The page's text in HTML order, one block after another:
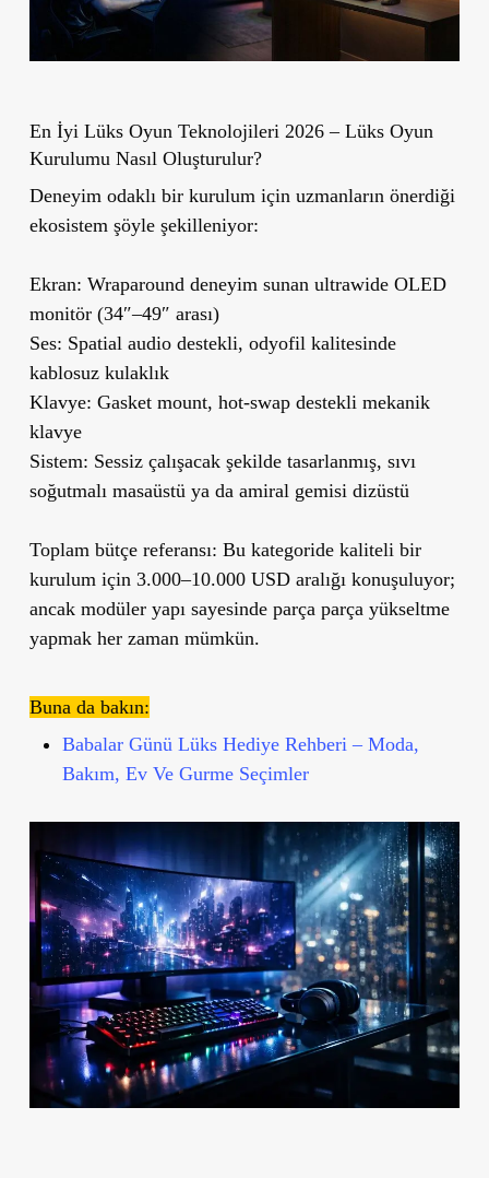
En İyi Lüks Oyun Teknolojileri 2026 – Lüks Oyun
Kurulumu Nasıl Oluşturulur?
Deneyim odaklı bir kurulum için uzmanların önerdiği
ekosistem şöyle şekilleniyor:
Ekran: Wraparound deneyim sunan ultrawide OLED
monitör (34″–49″ arası)
Ses: Spatial audio destekli, odyofil kalitesinde
kablosuz kulaklık
Klavye: Gasket mount, hot-swap destekli mekanik
klavye
Sistem: Sessiz çalışacak şekilde tasarlanmış, sıvı
soğutmalı masaüstü ya da amiral gemisi dizüstü
Toplam bütçe referansı: Bu kategoride kaliteli bir
kurulum için 3.000–10.000 USD aralığı konuşuluyor;
ancak modüler yapı sayesinde parça parça yükseltme
yapmak her zaman mümkün.
Buna da bakın:
Babalar Günü Lüks Hediye Rehberi – Moda,
Bakım, Ev Ve Gurme Seçimler